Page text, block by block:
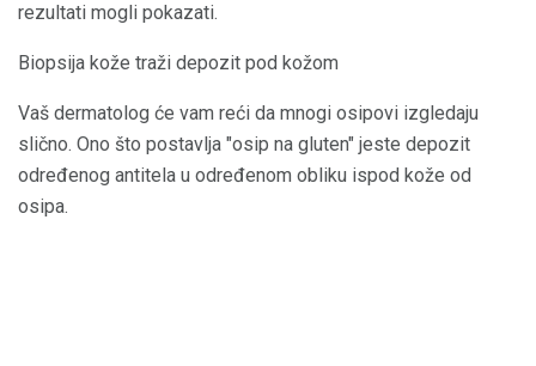
rezultati mogli pokazati.
Biopsija kože traži depozit pod kožom
Vaš dermatolog će vam reći da mnogi osipovi izgledaju
slično. Ono što postavlja "osip na gluten" jeste depozit
određenog antitela u određenom obliku ispod kože od
osipa.